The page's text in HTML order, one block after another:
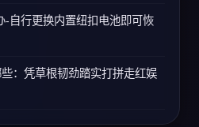
-自行更换内置纽扣电池即可恢
：凭草根韧劲踏实打拼走红娱